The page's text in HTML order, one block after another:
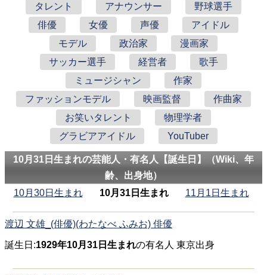
タレント アナウンサー
野球選手
俳優
女優 声優
アイドル
モデル
政治家
漫画家
サッカー選手
経営者
歌手
ミュージシャン
作家
ファッションモデル
映画監督
作曲家
お笑いタレント
物理学者
グラビアアイドル
YouTuber
10月31日生まれの芸能人・有名人【誕生日】（Wiki、年
齢、出身地）
10月30日生まれ
10月31日生まれ 11月1日生まれ
渡辺 文雄_(俳優)(わたなべ ふみお) 俳優
誕生日:1929年10月31日生まれの有名人 東京出身